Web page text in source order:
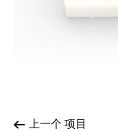
上一个 项目